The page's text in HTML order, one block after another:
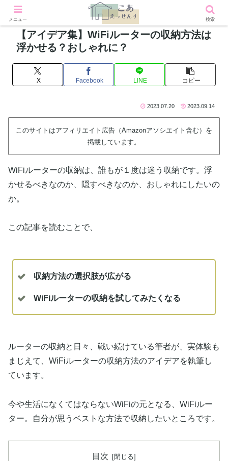
【アイデア集】WiFiルーターの収納方法は
浮かせる？おしゃれに？
X Facebook LINE コピー
2023.07.20 2023.09.14
このサイトはアフィリエイト広告（Amazonアソシエイト含む）を
掲載しています。
WiFiルーターの収納は、誰もが１度は迷う収納です。浮
かせるべきなのか、隠すべきなのか、おしゃれにしたいの
か。
この記事を読むことで、
収納方法の選択肢が広がる
WiFiルーターの収納を試してみたくなる
ルーターの収納と日々、戦い続けている筆者が、実体験も
まじえて、WiFiルーターの収納方法のアイデアを執筆し
ています。
今や生活になくてはならないWiFiの元となる、WiFiルー
ター。自分が思うベストな方法で収納したいところです。
目次
メニュー 検索